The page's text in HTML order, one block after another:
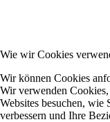
Wie wir Cookies
Wir können Cookies
Wir verwenden
Websites besuchen, wie
verbessern und Ihre